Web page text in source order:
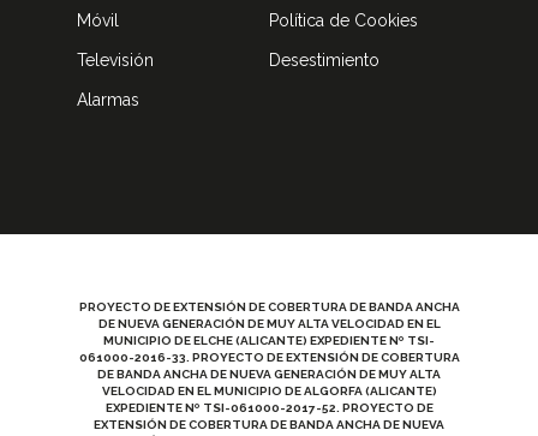
Móvil
Televisión
Alarmas
Política de Cookies
Desestimiento
PROYECTO DE EXTENSIÓN DE COBERTURA DE BANDA ANCHA
DE NUEVA GENERACIÓN DE MUY ALTA VELOCIDAD EN EL
MUNICIPIO DE ELCHE (ALICANTE) EXPEDIENTE Nº TSI-
061000-2016-33. PROYECTO DE EXTENSIÓN DE COBERTURA
DE BANDA ANCHA DE NUEVA GENERACIÓN DE MUY ALTA
VELOCIDAD EN EL MUNICIPIO DE ALGORFA (ALICANTE)
EXPEDIENTE Nº TSI-061000-2017-52. PROYECTO DE
EXTENSIÓN DE COBERTURA DE BANDA ANCHA DE NUEVA